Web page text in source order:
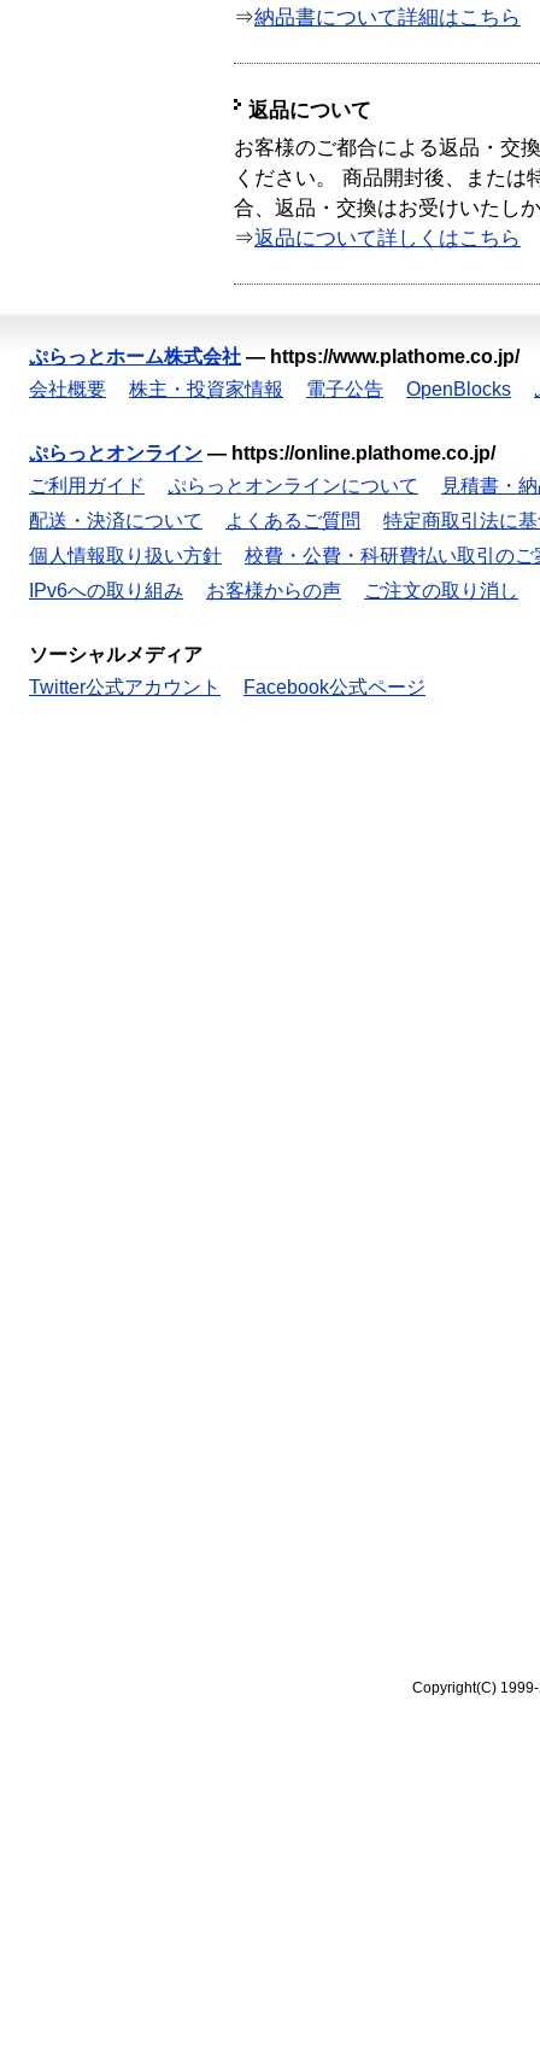
⇒納品書について詳細はこちら
返品について
お客様のご都合による返品・交
ください。 商品開封後、または
合、返品・交換はお受けいたし
⇒返品について詳しくはこちら
ぷらっとホーム株式会社 — https://www.plathome.co.jp/
会社概要
株主・投資家情報 電子公告 OpenBlocks
ぷらっとオンライン — https://online.plathome.co.jp/
ご利用ガイド
ぷらっとオンラインについて
見積書・
配送・決済について
よくあるご質問
特定商取引法に
個人情報取り扱い方針
校費・公費・科研費払い取引のご
IPv6への取り組み
お客様からの声 ご注文の取り消し
ソーシャルメディア
Twitter公式アカウント
Facebook公式ページ
Copyright(C)